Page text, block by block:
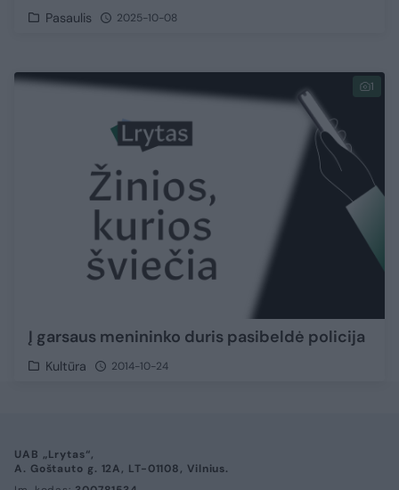
Pasaulis 2025-10-08
1
Į garsaus menininko duris pasibeldė policija
Kultūra 2014-10-24
UAB „Lrytas“,
A. Goštauto g. 12A, LT-01108, Vilnius.